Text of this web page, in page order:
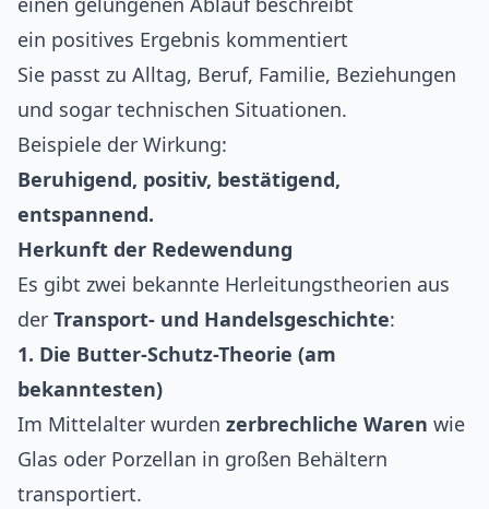
ein positives Ergebnis kommentiert
Sie passt zu Alltag, Beruf, Familie, Beziehungen
und sogar technischen Situationen.
Beispiele der Wirkung:
Beruhigend, positiv, bestätigend,
entspannend.
Herkunft der Redewendung
Es gibt zwei bekannte Herleitungstheorien aus
der Transport- und Handelsgeschichte:
1. Die Butter-Schutz-Theorie (am
bekanntesten)
Im Mittelalter wurden zerbrechliche Waren wie
Glas oder Porzellan in großen Behältern
transportiert.